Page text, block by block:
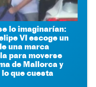
lo imaginarían:
VI escoge un
una marca
para moverse
de Mallorca y
que cuesta